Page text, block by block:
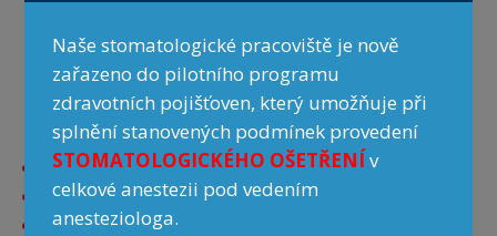
Seznam dokladů, které uchazeči
přikládají k přihlášce:
Přihláška do výběrového řízení na místo rezidenta
Osobní dotazník
Lékařský posudek o zdravotní způsobilosti k výkonu
Naše stomatologické pracoviště je nově
zařazeno do pilotního programu
zdravotních pojišťoven, který umožňuje při
splnění stanovených podmínek provedení
STOMATOLOGICKÉHO OŠETŘENÍ v
celkové anestezii pod vedením
anesteziologa.